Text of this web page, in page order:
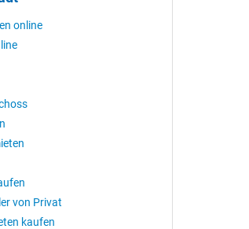
online
von Privat
kaufen